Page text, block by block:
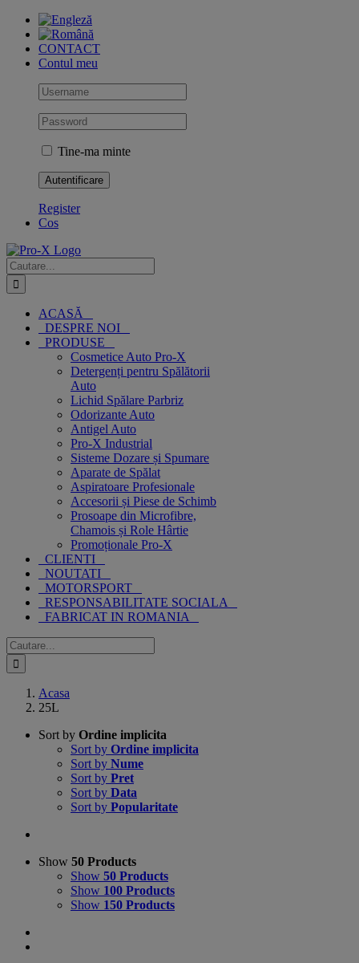
Skip
contentCONTACT
Contul meu
Tine-ma minte
Register
Cos
Cautare...
ACASĂ
DESPRE NOI
PRODUSE
Cosmetice Auto Pro-X
Detergenți pentru Spălătorii
Auto
Lichid Spălare Parbriz
Odorizante Auto
Antigel Auto
Pro-X Industrial
Sisteme Dozare și Spumare
Aparate de Spălat
Aspiratoare Profesionale
Accesorii și Piese de Schimb
Prosoape din Microfibre,
Chamois și Role Hârtie
Promoționale Pro-X
CLIENTI
NOUTATI
MOTORSPORT
RESPONSABILITATE SOCIALA
FABRICAT IN ROMANIA
Cautare...
Acasa
25L
Sort by Ordine implicita
Sort by Ordine implicita
Sort by Nume
Sort by Pret
Sort by Data
Sort by Popularitate
Show 50 Products
Show 50 Products
Show 100 Products
Show 150 Products